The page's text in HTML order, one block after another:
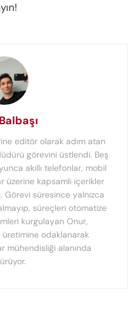
editör olarak adım atan
görevini üstlendi. Beş
akıllı telefonlar, mobil
üzerine kapsamlı içerikler
Görevi süresince yalnızca
süreçleri otomatize
kurgulayan Onur,
odaklanarak
mühendisliği alanında